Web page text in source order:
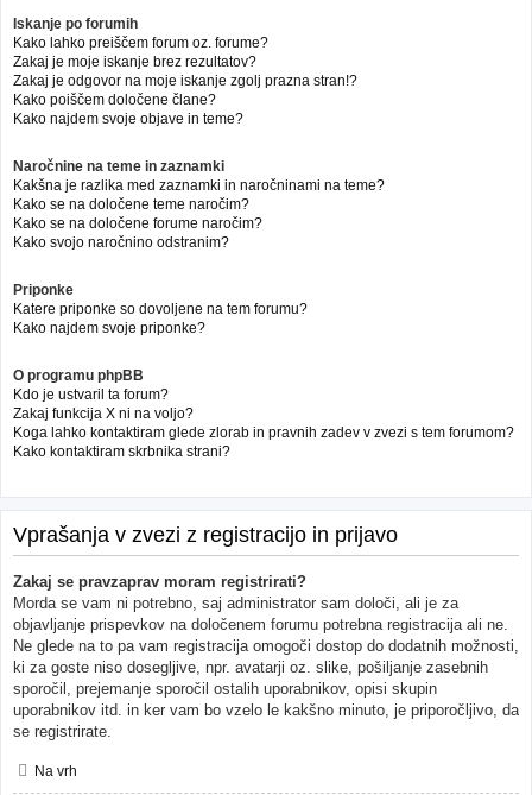
Iskanje po forumih
Kako lahko preiščem forum oz. forume?
Zakaj je moje iskanje brez rezultatov?
Zakaj je odgovor na moje iskanje zgolj prazna stran!?
Kako poiščem določene člane?
Kako najdem svoje objave in teme?
Naročnine na teme in zaznamki
Kakšna je razlika med zaznamki in naročninami na teme?
Kako se na določene teme naročim?
Kako se na določene forume naročim?
Kako svojo naročnino odstranim?
Priponke
Katere priponke so dovoljene na tem forumu?
Kako najdem svoje priponke?
O programu phpBB
Kdo je ustvaril ta forum?
Zakaj funkcija X ni na voljo?
Koga lahko kontaktiram glede zlorab in pravnih zadev v zvezi s tem forumom?
Kako kontaktiram skrbnika strani?
Vprašanja v zvezi z registracijo in prijavo
Zakaj se pravzaprav moram registrirati?
Morda se vam ni potrebno, saj administrator sam določi, ali je za
objavljanje prispevkov na določenem forumu potrebna registracija ali ne.
Ne glede na to pa vam registracija omogoči dostop do dodatnih možnosti,
ki za goste niso dosegljive, npr. avatarji oz. slike, pošiljanje zasebnih
sporočil, prejemanje sporočil ostalih uporabnikov, opisi skupin
uporabnikov itd. in ker vam bo vzelo le kakšno minuto, je priporočljivo, da
se registrirate.
Na vrh